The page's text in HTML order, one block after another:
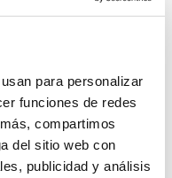
para personalizar
funciones de redes
compartimos
del sitio web con
publicidad y análisis
el grosor. El vaso
para no suponer
el vino. Se
lo posible a una
El lugar de un
apostar por uno